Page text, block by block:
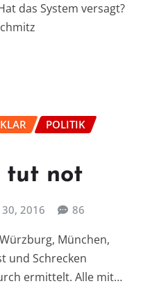
das System versagt?
POLITIK
tut not
30, 2016 86
München,
und Schrecken
ermittelt. Alle mit…